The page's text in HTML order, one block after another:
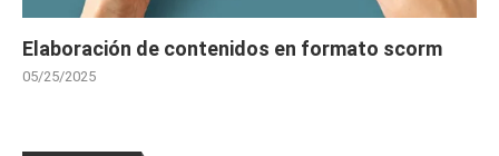
Elaboración de contenidos en formato scorm
05/25/2025